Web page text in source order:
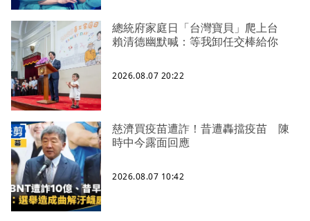
總統府家庭日「台灣寶貝」爬上台
賴清德幽默喊：等我卸任交棒給你
2026.08.07 20:22
慈濟買疫苗遭詐！昔遭轟擋疫苗 陳
時中今露面回應
2026.08.07 10:42